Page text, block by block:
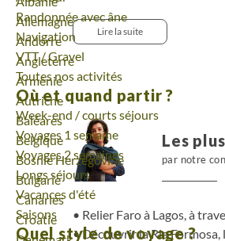
Voyage
Allemagne
Voyage
Andorre
Voyage
Angleterre
Voyage
Arménie
Voyage
Autriche
Voyage
Baléares
Voyage
Belgique
Voyage
Bosnie Herzégovine
Voyage
Bulgarie
Voyage
Canaries
Voyage
Croatie
Randonnée avec âne
Navigation
VTT / Gravel
Toutes nos activités
Où et quand partir ?
Week-end / courts séjours
Voyages 1 semaine
Voyages 2 semaines
Longs séjours
Vacances d'été
Saisons
Quel style de voyage ?
poursuit vers la côte ouest
littoral du Barlavento,
culture locale.
Lire la suite
Les
par notre
Relier Faro à Lagos, à
Découvrir la Ria